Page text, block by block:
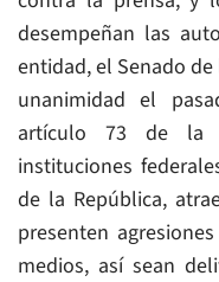
desempeñan las
entidad, el Senado
unanimidad el
artículo 73 de la
instituciones
de la República,
presenten
medios, así sean